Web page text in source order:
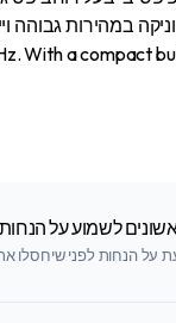
במהירות גבוהה
With a compact
לשמוע על הנחות
על הנחות לפני שיחסלו